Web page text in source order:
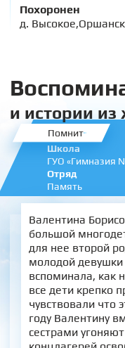
Похоронен
д.
и истории из
Помнит
Школа
ГУО «Гимназия
Отряд
Память
Валентина
большой
для нее второй
молодой девушки
вспоминала, как
все дети крепко
чувствовали что
году Валентину
сестрами